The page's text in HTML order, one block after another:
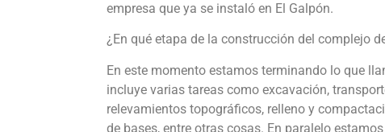
empresa que ya se instaló en El Galpón.
¿En qué etapa de la construcción del complejo
En este momento estamos terminando lo que
incluye varias tareas como excavación,
relevamientos topográficos, relleno y
de bases, entre otras cosas. En paralelo